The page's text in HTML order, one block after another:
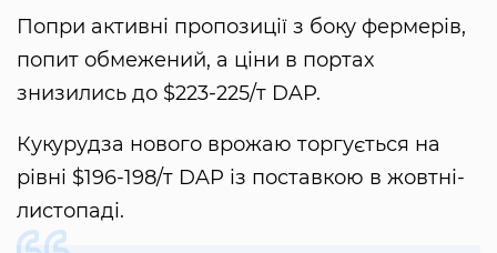
Попри активні пропозиції з боку фермерів,
попит обмежений, а ціни в портах
знизились до $223-225/т DAP.
Кукурудза нового врожаю торгується на
рівні $196-198/т DAP із поставкою в жовтні-
листопаді.